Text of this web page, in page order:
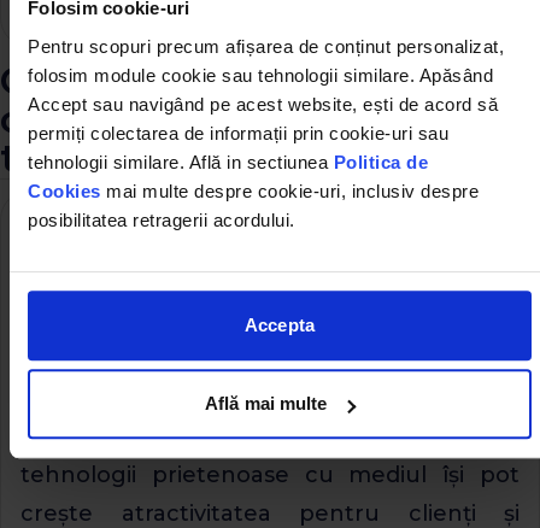
Folosim cookie-uri
Pentru scopuri precum afișarea de conținut personalizat,
folosim module cookie sau tehnologii similare. Apăsând
Accept sau navigând pe acest website, ești de acord să
permiți colectarea de informații prin cookie-uri sau
tehnologii similare. Află in sectiunea Politica de
Cookies mai multe despre cookie-uri, inclusiv despre
posibilitatea retragerii acordului.
Accepta
Află mai multe
specializate.
Cum să îți păstrezi
competitivitatea pe
termen lung
Investiția în dezvoltarea
sustenabilă și în soluții
ecologice
Piața se îndreaptă tot mai mult spre
construcții sustenabile. Companiile care
adoptă soluții ecologice și investesc în
tehnologii prietenoase cu mediul își pot
crește atractivitatea pentru clienți și